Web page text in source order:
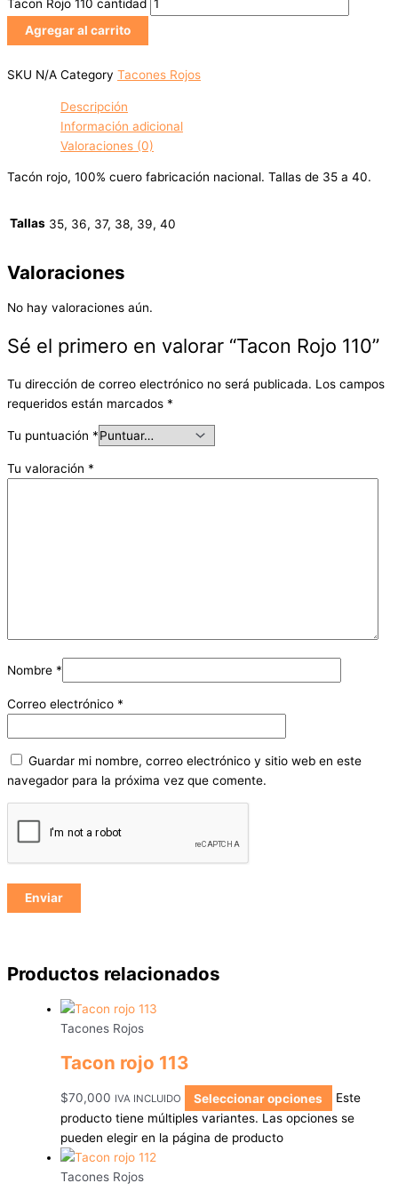
Tacon Rojo 110 cantidad
Agregar al carrito
SKU N/A Category Tacones Rojos
Descripción
Información adicional
Valoraciones (0)
Tacón rojo, 100% cuero fabricación nacional. Tallas de 35 a 40.
Tallas 35, 36, 37, 38, 39, 40
Valoraciones
No hay valoraciones aún.
Sé el primero en valorar “Tacon Rojo 110”
Tu dirección de correo electrónico no será publicada. Los campos
requeridos están marcados *
Tu puntuación *
Tu valoración *
Nombre *
Correo electrónico *
Guardar mi nombre, correo electrónico y sitio web en este
navegador para la próxima vez que comente.
Productos relacionados
Tacones Rojos
Tacon rojo 113
$70,000 IVA INCLUIDO Seleccionar opciones
Este
producto tiene múltiples variantes. Las opciones se
pueden elegir en la página de producto
Tacones Rojos